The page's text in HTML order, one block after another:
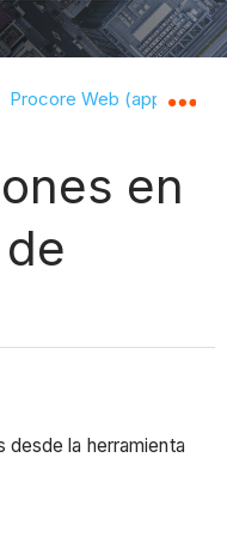
jerarquía global
Procore Web
en
desde la herramienta